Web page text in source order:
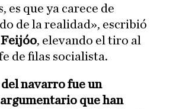
es que ya carece de
de la realidad», escribió
, elevando el tiro al
de filas socialista.
navarro fue un
que han